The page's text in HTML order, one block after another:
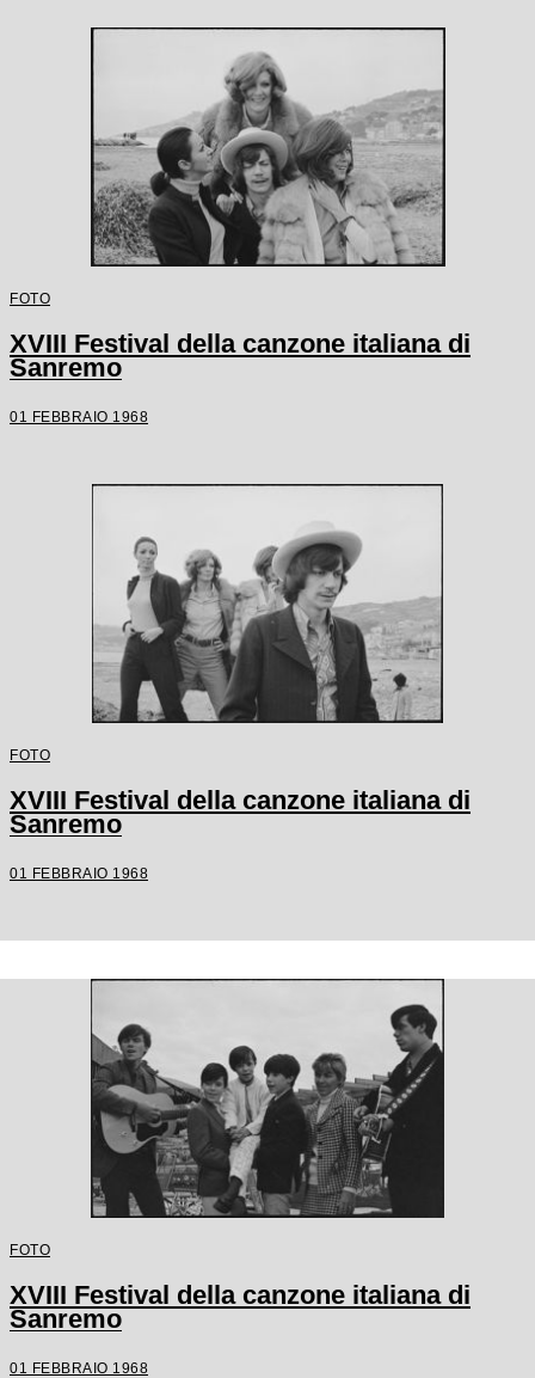
FOTO
XVIII Festival della canzone italiana di
Sanremo
01 FEBBRAIO 1968
FOTO
XVIII Festival della canzone italiana di
Sanremo
01 FEBBRAIO 1968
FOTO
XVIII Festival della canzone italiana di
Sanremo
01 FEBBRAIO 1968